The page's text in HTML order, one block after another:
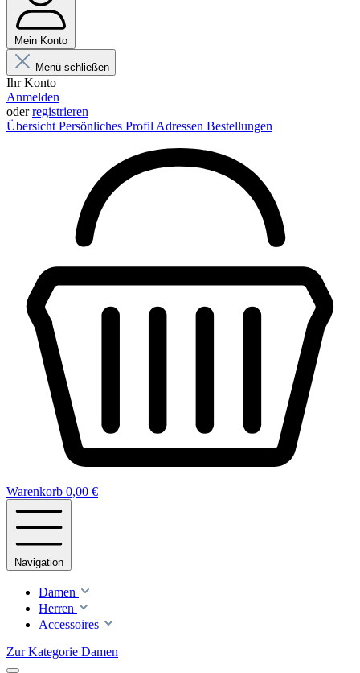
Mein Konto
Menü schließen
Ihr Konto
Anmelden
oderregistrieren
Übersicht Persönliches Profil Adressen Bestellungen
Warenkorb 0,00 €
Navigation
Damen
Herren
Accessoires
Zur Kategorie Damen